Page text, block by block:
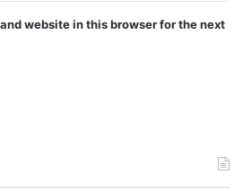
website in this browser for the next